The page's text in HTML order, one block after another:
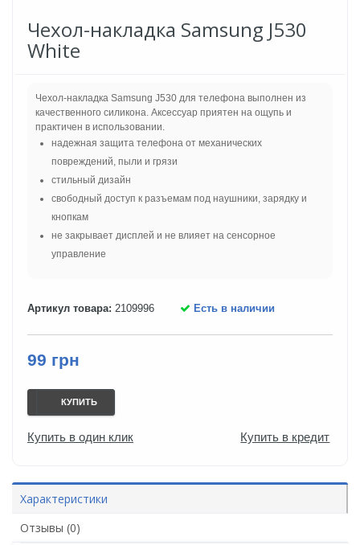
Чехол-накладка Samsung J530
White
Чехол-накладка Samsung J530 для телефона выполнен из
качественного силикона. Аксессуар приятен на ощупь и
практичен в использовании.
надежная защита телефона от механических
повреждений, пыли и грязи
стильный дизайн
свободный доступ к разъемам под наушники, зарядку и
кнопкам
не закрывает дисплей и не влияет на сенсорное
управление
Артикул товара: 2109996 Есть в наличии
99 грн
КУПИТЬ
Купить в один клик Купить в кредит
Характеристики
Отзывы (0)